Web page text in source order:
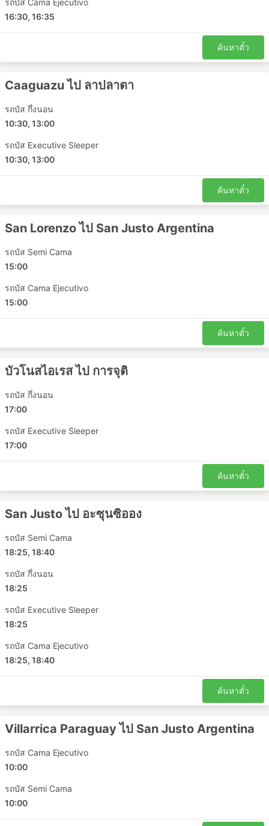
อะซุนซิออง - ลาปลาตา
กอร์ริเอนเตส - อะซุนซิออง
ซิวดัด เดล เอสเต - Fernando de la Mora
Villarrica Paraguay - San Justo Argentina
บัวโนสไอเรส - การจุติ
บัวโนสไอเรส - ซิวดัด เดล เอสเต
San Lorenzo - บัวโนสไอเรส
ซิวดัด เดล เอสเต - ลาปลาตา
Caaguazu - San Justo
ลาปลาตา - Villarrica Paraguay
San Justo Argentina - Doctor Juan Eulogio
Estigarribia
ซิวดัด เดล เอสเต - San Justo
Caaguazu - ลาปลาตา
Belen de Escobar - อะซุนซิออง
Fernando de la Mora - ซิวดัด เดล เอสเต
อะซุนซิออง - Belen de Escobar
San Justo - อะซุนซิออง
San Justo - Doctor Juan Eulogio Estigarribia
NUESTRA SEORA DE LA ASUNCION
หนึ่งในสิ่งที่ดีที่สุดเกี่ยวกับการเดินทางด้วยรถบัสคือคุณ
สามารถปรับเปลี่ยนการเดินทางได้ตามความต้องการเพื่อความ
เป็นส่วนตัวและความสะดวกสบายได้ ชั้นโดยสารและประเภท
ของนักเดินทาง การเดินทางที่ถูกที่สุดมักให้บริการโดยรถ
โดยสารระดับมาตรฐาน อาจแยกได้เป็น ท้องถิ่น ด่วน หรือ
นอนหรือรถโค้ชวีไอพีเหมาะสำหรับการเดินทางระยะยาวและ
ข้ามคืน การบริการอาจรวมไปถึงท่าเทียบเรือหรือที่นั่งปรับเอน
และของว่าง หรืออาหารมื้อใหญ่บนเรือหรือระหว่างเข้า
ห้องน้ำหรือแวะเติมน้ำมัน การเดินทางด้วยรถบัสกลางคืนช่วย
เดินทางจะสะดวกสบายที่สุด ให้เลือกประเภทของรถบัสของ
ประเภทของรถโค้ชเสมอ สำหรับการเดินทางระยะสั้นในบาง
ครั้ง การลงทุนเงินเพิ่มและซื้อที่นั่งบนรถบัสวีไอพีก็คุ้มค่า
เดินทางโดยรถบัสธรรมดา
การเดินทางโดยรถประจำทาง: ข้อดีและข้อ
รถบัส Cama Ejecutivo
16:30, 16:35
ค้นหาตั๋ว
Caaguazu ไป ลาปลาตา
รถบัส กึ่งนอน
10:30, 13:00
รถบัส Executive Sleeper
10:30, 13:00
ค้นหาตั๋ว
San Lorenzo ไป San Justo Argentina
รถบัส Semi Cama
15:00
รถบัส Cama Ejecutivo
15:00
ค้นหาตั๋ว
บัวโนสไอเรส ไป การจุติ
รถบัส กึ่งนอน
17:00
รถบัส Executive Sleeper
17:00
ค้นหาตั๋ว
San Justo ไป อะซุนซิออง
รถบัส Semi Cama
18:25, 18:40
รถบัส กึ่งนอน
18:25
รถบัส Executive Sleeper
18:25
รถบัส Cama Ejecutivo
18:25, 18:40
ค้นหาตั๋ว
Villarrica Paraguay ไป San Justo Argentina
รถบัส Cama Ejecutivo
10:00
รถบัส Semi Cama
10:00